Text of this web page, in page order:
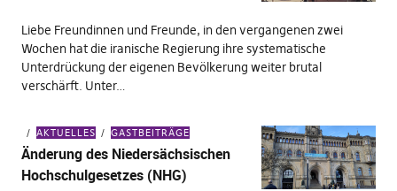
Liebe Freundinnen und Freunde, in den vergangenen zwei
Wochen hat die iranische Regierung ihre systematische
Unterdrückung der eigenen Bevölkerung weiter brutal
verschärft. Unter…
AKTUELLES GASTBEITRÄGE
Änderung des Niedersächsischen
Hochschulgesetzes (NHG)